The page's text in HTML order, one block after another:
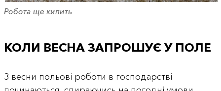
Робота ще кипить
КОЛИ ВЕСНА ЗАПРОШУЄ У ПОЛЕ
З весни польові роботи в господарстві